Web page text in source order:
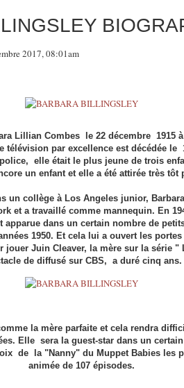
2017, 08:01am
Lillian Combes le 22 décembre 1915
télévision par excellence est décédée le
elle était le plus jeune de trois
un enfant et elle a été attirée très tôt
un collège à Los Angeles junior,
et a travaillé comme mannequin. En
apparue dans un certain nombre de
1950. Et cela lui a ouvert les
jouer Juin Cleaver, la mère sur la série "
de diffusé sur CBS, a duré cinq ans.
la mère parfaite et cela rendra
Elle sera la guest-star dans un
de la "Nanny" du Muppet Babies les
animée de 107 épisodes.